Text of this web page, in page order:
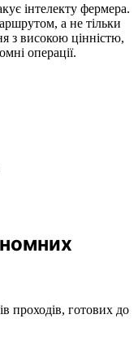
інтелекту фермера.
а не тільки
з високою цінністю,
операції.
проходів, готових до